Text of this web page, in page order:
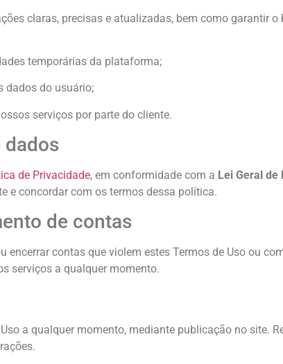
claras, precisas e atualizadas, bem como garantir
temporárias da plataforma;
dados do usuário;
serviços por parte do cliente.
dados
de Privacidade, em conformidade com a Lei Geral de
e concordar com os termos dessa política.
de contas
encerrar contas que violem estes Termos de Uso ou
serviços a qualquer momento.
a qualquer momento, mediante publicação no site.